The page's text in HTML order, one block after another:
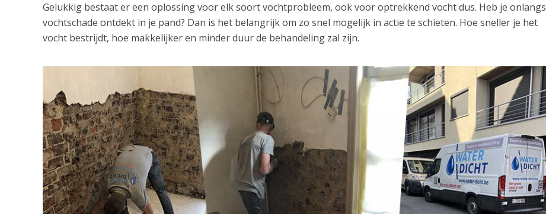
Gelukkig bestaat er een oplossing voor elk soort vochtprobleem, ook voor optrekkend vocht dus. Heb je onlangs
vochtschade ontdekt in je pand? Dan is het belangrijk om zo snel mogelijk in actie te schieten. Hoe sneller je het
vocht bestrijdt, hoe makkelijker en minder duur de behandeling zal zijn.